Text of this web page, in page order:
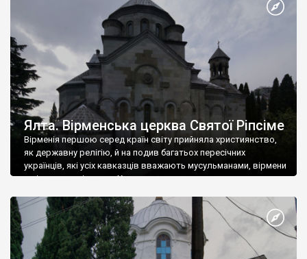
А потім було Хрещення Русі. На честь Херсонесу Таврійського
Ялта. Вірменська церква Святої Ріпсіме
Вірменія першою серед країн світу прийняла християнство,
як державну релігію, й на подив багатьох пересічних
українців, які усіх кавказців вважають мусульманами, вірмени
є відданими вірянами Христа